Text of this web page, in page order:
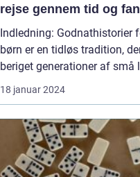
rejse gennem tid og
Indledning: Godnathistorier
børn er en tidløs tradition,
beriget generationer af små
18 januar 2024